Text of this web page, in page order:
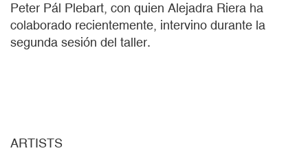
Peter Pál Plebart, con quien Alejadra Riera ha
colaborado recientemente, intervino durante la
segunda sesión del taller.
ARTISTS